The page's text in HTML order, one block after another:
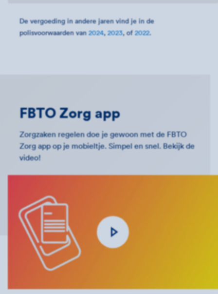
De vergoeding in andere jaren vind je in de
polisvoorwaarden van2024,2023, of2022.
FBTO Zorg app
Zorgzaken regelen doe je gewoon met de FBTO
Zorg app op je mobieltje. Simpel en snel. Bekijk de
video!